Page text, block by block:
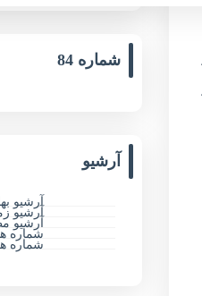
شماره 84
آرشیو
آرشیو بهار
آرشیو
آرشیو
شماره
شماره